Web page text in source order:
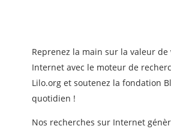
Reprenez la main sur la valeur de
Internet avec le moteur de
Lilo.org et soutenez la fondation
quotidien !
Nos recherches sur Internet